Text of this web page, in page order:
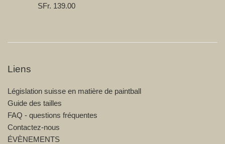
Prix
SFr. 139.00
Liens
Législation suisse en matière de paintball
Guide des tailles
FAQ - questions fréquentes
Contactez-nous
ÉVÈNEMENTS